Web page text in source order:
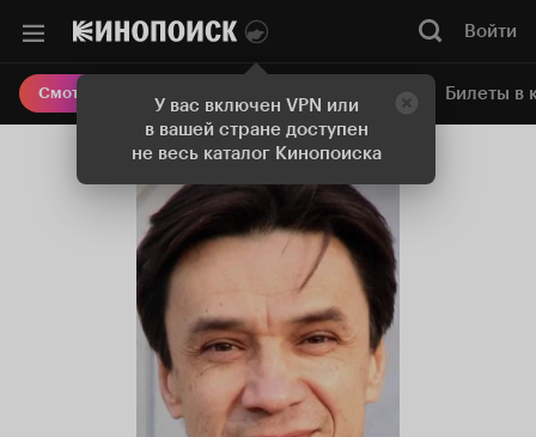
У вас включен VPN или
в вашей стране доступен
не весь каталог Кинопоиска
Войти
Смотреть кино Онлайн-кинотеатр Билеты в